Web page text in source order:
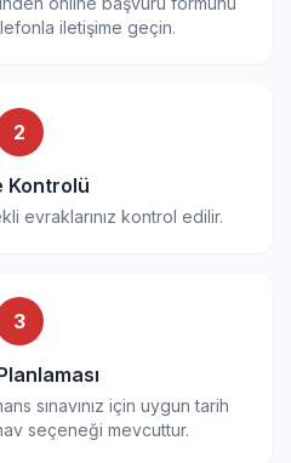
iletişime geçin.
2
Kontrolü
evraklarınız kontrol edilir.
3
sınavınız için uygun tarih
seçeneği mevcuttur.